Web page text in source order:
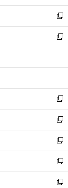
開
く
ウ
で
開
く
ン
ド
ウ
で
ウ
ィ
ン
ド
開
新
し
い
ン
ウ
で
開
く
新
ウ
ン
ド
ウ
で
開
く
新
し
い
ウ
ィ
ン
ド
ウ
で
新
し
い
ウ
ィ
ン
ド
新
し
い
ウ
ィ
新
し
い
新